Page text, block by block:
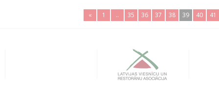
« 1 .. 35 36 37 38 39 40 41